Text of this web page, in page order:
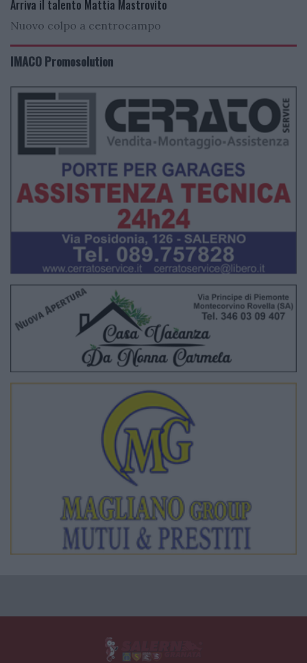
Arriva il talento Mattia Mastrovito
Nuovo colpo a centrocampo
IMACO Promosolution